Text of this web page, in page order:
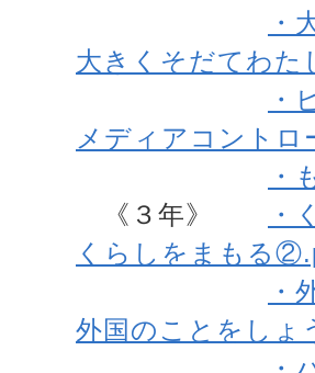
・
大きくそだてわ
・
メディアコントロ
・
《３年》
・
くらしをまもる
・
外国のことをし